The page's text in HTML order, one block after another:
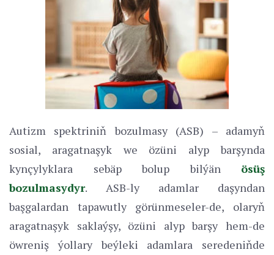
Autizm spektriniň bozulmasy (ASB) – adamyň
sosial, aragatnaşyk we özüni alyp barşynda
kynçylyklara sebäp bolup bilýän ösüş
bozulmasydyr. ASB-ly adamlar daşyndan
başgalardan tapawutly görünmeseler-de, olaryň
aragatnaşyk saklaýşy, özüni alyp barşy hem-de
öwreniş ýollary beýleki adamlara seredeniňde